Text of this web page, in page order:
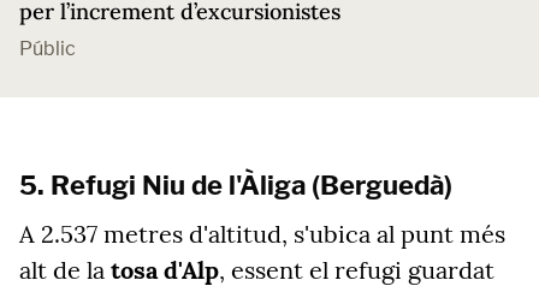
per l’increment d’excursionistes
Públic
5. Refugi Niu de l'Àliga (Berguedà)
A 2.537 metres d'altitud, s'ubica al punt més
alt de la tosa d'Alp, essent el refugi guardat